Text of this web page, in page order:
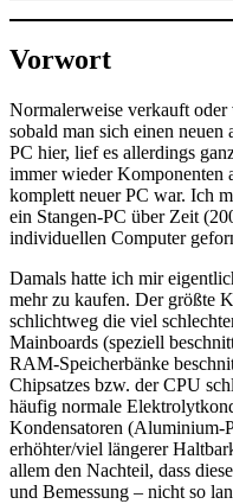
Vorwort
Normalerweise verkauft oder
sobald man sich einen
PC hier, lief es allerdings
immer wieder Komponenten
komplett neuer PC war. Ich
ein Stangen-PC über Zeit
individuellen Computer
Damals hatte ich mir
mehr zu kaufen. Der größte
schlichtweg die viel
Mainboards (speziell
RAM-Speicherbänke
Chipsatzes bzw. der CPU
häufig normale
Kondensatoren (Aluminium-
erhöhter/viel längerer
allem den Nachteil, dass
und Bemessung – nicht so